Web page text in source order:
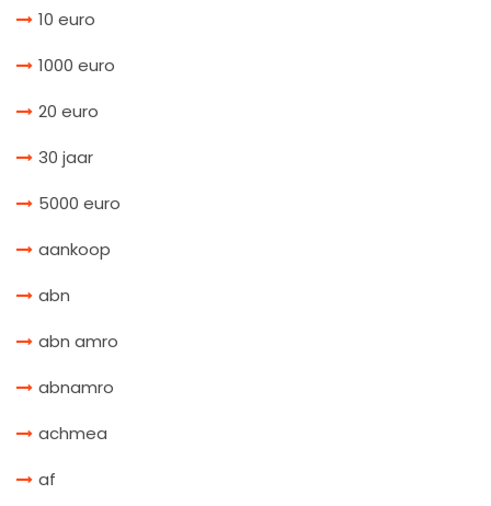
10 euro
1000 euro
20 euro
30 jaar
5000 euro
aankoop
abn
abn amro
abnamro
achmea
af